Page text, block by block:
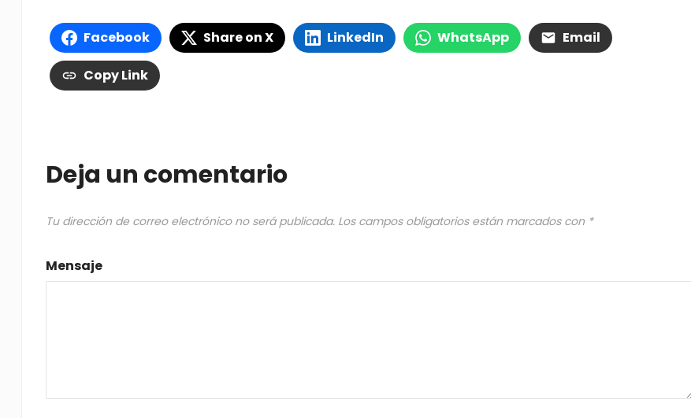
Facebook Share on X LinkedIn WhatsApp Email
Copy Link
Deja un comentario
Tu dirección de correo electrónico no será publicada. Los campos obligatorios están marcados con *
Mensaje